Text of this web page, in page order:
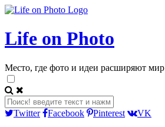
Life on Photo
Место, где фото и идеи расширяют мир
Twitter Facebook Pinterest
VK